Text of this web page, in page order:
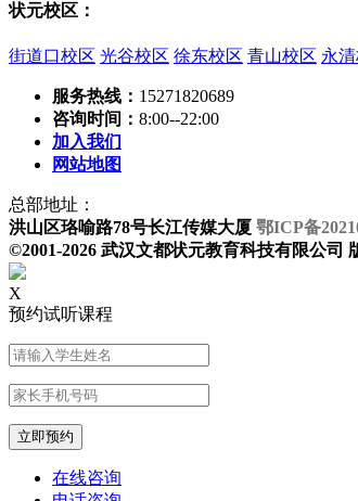
状元校区：
街道口校区 光谷校区 徐东校区 青山校区 永
服务热线： 15271820689
咨询时间： 8:00--22:00
加入我们
网站地图
总部地址：
洪山区珞喻路78号长江传媒大厦 鄂ICP备
©2001-2026 武汉文都状元教育科技有限公司
X
预约试听课程
在线咨询